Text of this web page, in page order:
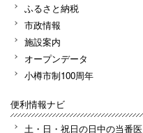
ふるさと納税
市政情報
施設案内
オープンデータ
小樽市制100周年
便利情報ナビ
土・日・祝日の日中の当番医